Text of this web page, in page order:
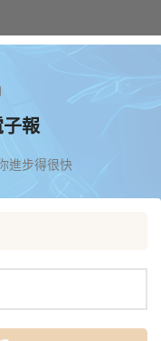
報
進步得很快